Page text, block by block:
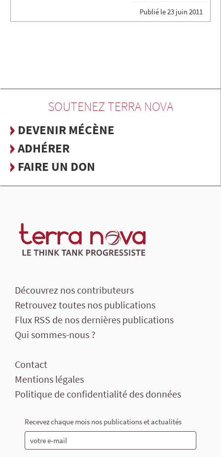
Publié le23 juin 2011
SOUTENEZ TERRA NOVA
DEVENIR MÉCÈNE
ADHÉRER
FAIRE UN DON
Découvrez nos contributeurs
Retrouvez toutes nos publications
Flux RSS de nos dernières publications
Qui sommes-nous ?
Contact
Mentions légales
Politique de confidentialité des données
Recevez chaque mois nos publications et actualités